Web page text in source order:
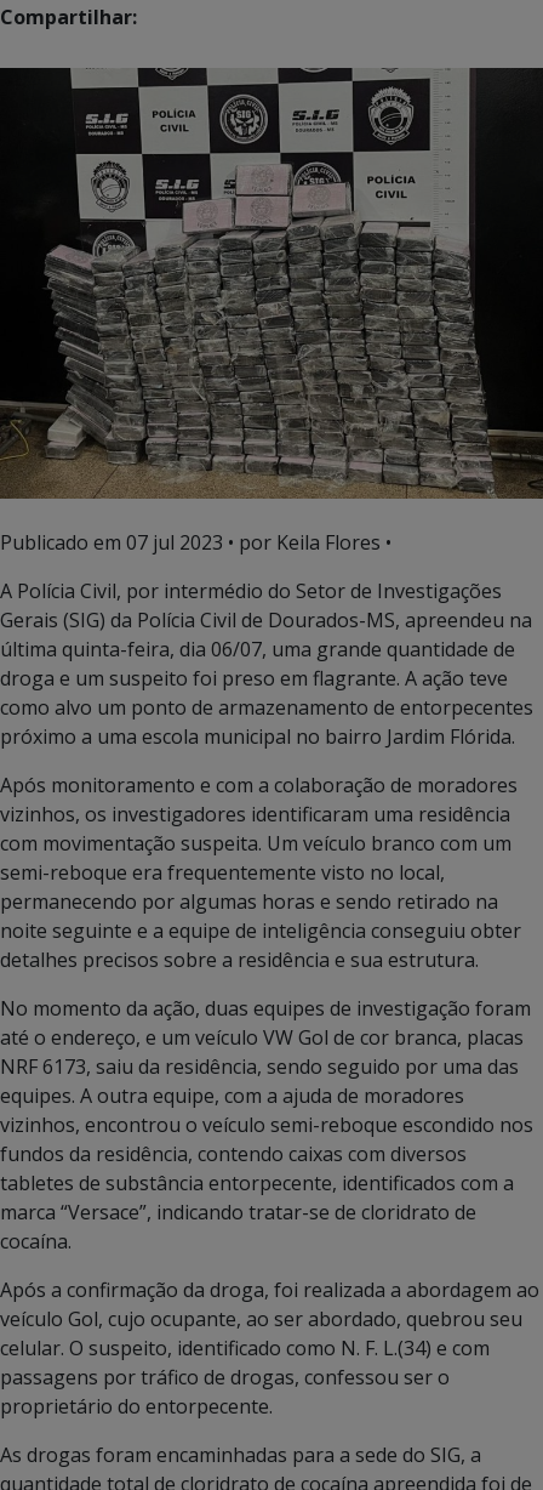
Compartilhar:
Publicado em 07 jul 2023 • por Keila Flores •
A Polícia Civil, por intermédio do Setor de Investigações
Gerais (SIG) da Polícia Civil de Dourados-MS, apreendeu na
última quinta-feira, dia 06/07, uma grande quantidade de
droga e um suspeito foi preso em flagrante. A ação teve
como alvo um ponto de armazenamento de entorpecentes
próximo a uma escola municipal no bairro Jardim Flórida.
Após monitoramento e com a colaboração de moradores
vizinhos, os investigadores identificaram uma residência
com movimentação suspeita. Um veículo branco com um
semi-reboque era frequentemente visto no local,
permanecendo por algumas horas e sendo retirado na
noite seguinte e a equipe de inteligência conseguiu obter
detalhes precisos sobre a residência e sua estrutura.
No momento da ação, duas equipes de investigação foram
até o endereço, e um veículo VW Gol de cor branca, placas
NRF 6173, saiu da residência, sendo seguido por uma das
equipes. A outra equipe, com a ajuda de moradores
vizinhos, encontrou o veículo semi-reboque escondido nos
fundos da residência, contendo caixas com diversos
tabletes de substância entorpecente, identificados com a
marca “Versace”, indicando tratar-se de cloridrato de
cocaína.
Após a confirmação da droga, foi realizada a abordagem ao
veículo Gol, cujo ocupante, ao ser abordado, quebrou seu
celular. O suspeito, identificado como N. F. L.(34) e com
passagens por tráfico de drogas, confessou ser o
proprietário do entorpecente.
As drogas foram encaminhadas para a sede do SIG, a
quantidade total de cloridrato de cocaína apreendida foi de